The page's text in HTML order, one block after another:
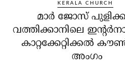
KERALA CHURCH
മാര്‍ ജോസ്
വത്തിക്കാനിലെ
കാറ്റക്കേറ്റിക്കല്‍
അംഗം